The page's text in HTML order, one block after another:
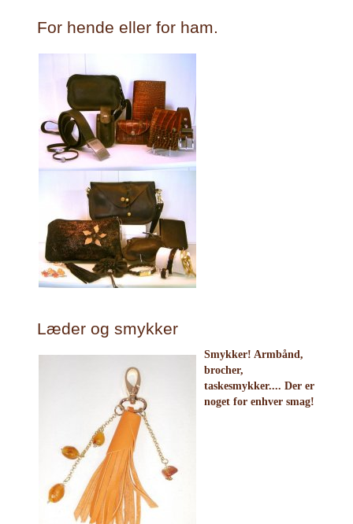
For hende eller for ham.
Læder og smykker
Smykker! Armbånd,
brocher,
taskesmykker.... Der er
noget for enhver smag!